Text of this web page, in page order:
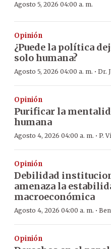
Agosto 5, 2026 04:00 a. m.
Opinión
¿Puede la política
solo humana?
Agosto 5, 2026 04:00 a. m. · Dr.
Opinión
Purificar la
humana
Agosto 4, 2026 04:00 a. m. · P.
Opinión
Debilidad
amenaza la
macroeconómica
Agosto 4, 2026 04:00 a. m. ·
Opinión